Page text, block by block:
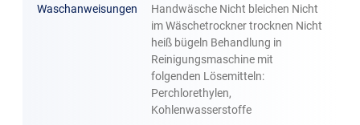
Waschanweisungen
Handwäsche Nicht bleichen Nicht
im Wäschetrockner trocknen Nicht
heiß bügeln Behandlung in
Reinigungsmaschine mit
folgenden Lösemitteln:
Perchlorethylen,
Kohlenwasserstoffe